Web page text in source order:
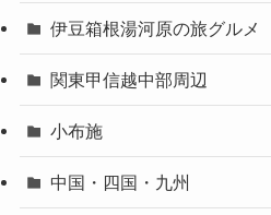
伊豆箱根湯河原の旅グルメ
関東甲信越中部周辺
小布施
中国・四国・九州